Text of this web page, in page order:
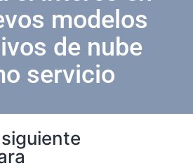
modelos
de nube
servicio